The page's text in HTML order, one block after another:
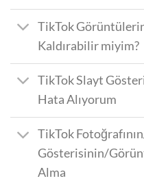
TikTok
Kaldırabilir miyim?
TikTok Slayt
Hata Alıyorum
TikTok
Gösterisinin/
Alma